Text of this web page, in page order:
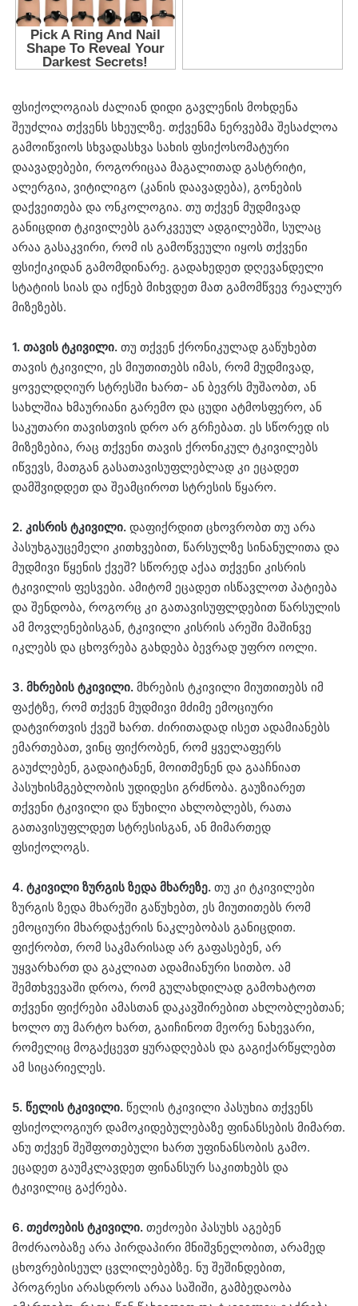
ფსიქოლოგიას ძალიან დიდი გავლენის მოხდენა
შეუძლია თქვენს სხეულზე. თქვენმა ნერვებმა შესაძლოა
გამოიწვიოს სხვადასხვა სახის ფსიქოსომატური
დაავადებები, როგორიცაა მაგალითად გასტრიტი,
ალერგია, ვიტილიგო (კანის დაავადება), გონების
დაქვეითება და ონკოლოგია. თუ თქვენ მუდმივად
განიცდით ტკივილებს გარკვეულ ადგილებში, სულაც
არაა გასაკვირი, რომ ის გამოწვეული იყოს თქვენი
ფსიქიკიდან გამომდინარე. გადახედეთ დღევანდელი
სტატიის სიას და იქნებ მიხვდეთ მათ გამომწვევ რეალურ
მიზეზებს.
1. თავის ტკივილი. თუ თქვენ ქრონიკულად გაწუხებთ
თავის ტკივილი, ეს მიუთითებს იმას, რომ მუდმივად,
ყოველდღიურ სტრესში ხართ- ან ბევრს მუშაობთ, ან
სახლშია ხმაურიანი გარემო და ცუდი ატმოსფერო, ან
საკუთარი თავისთვის დრო არ გრჩებათ. ეს სწორედ ის
მიზეზებია, რაც თქვენი თავის ქრონიკულ ტკივილებს
იწვევს, მათგან გასათავისუფლებლად კი ეცადეთ
დამშვიდდეთ და შეამციროთ სტრესის წყარო.
2. კისრის ტკივილი. დაფიქრდით ცხოვრობთ თუ არა
პასუხგაუცემელი კითხვებით, წარსულზე სინანულითა და
მუდმივი წყენის ქვეშ? სწორედ აქაა თქვენი კისრის
ტკივილის ფესვები. ამიტომ ეცადეთ ისწავლოთ პატიება
და შენდობა, როგორც კი გათავისუფლდებით წარსულის
ამ მოვლენებისგან, ტკივილი კისრის არეში მაშინვე
იკლებს და ცხოვრება გახდება ბევრად უფრო იოლი.
3. მხრების ტკივილი. მხრების ტკივილი მიუთითებს იმ
ფაქტზე, რომ თქვენ მუდმივი მძიმე ემოციური
დატვირთვის ქვეშ ხართ. ძირითადად ისეთ ადამიანებს
ემართებათ, ვინც ფიქრობენ, რომ ყველაფერს
გაუძლებენ, გადაიტანენ, მოითმენენ და გააჩნიათ
პასუხისმგებლობის უდიდესი გრძნობა. გაუზიარეთ
თქვენი ტკივილი და წუხილი ახლობლებს, რათა
გათავისუფლდეთ სტრესისგან, ან მიმართედ
ფსიქოლოგს.
4. ტკივილი ზურგის ზედა მხარეზე. თუ კი ტკივილები
ზურგის ზედა მხარეში გაწუხებთ, ეს მიუთითებს რომ
ემოციური მხარდაჭერის ნაკლებობას განიცდით.
ფიქრობთ, რომ საკმარისად არ გაფასებენ, არ
უყვარხართ და გაკლიათ ადამიანური სითბო. ამ
შემთხვევაში დროა, რომ გულახდილად გამოხატოთ
თქვენი ფიქრები ამასთან დაკავშირებით ახლობლებთან;
ხოლო თუ მარტო ხართ, გაიჩინოთ მეორე ნახევარი,
რომელიც მოგაქცევთ ყურადღებას და გაგიქარწყლებთ
ამ სიცარიელეს.
5. წელის ტკივილი. წელის ტკივილი პასუხია თქვენს
ფსიქოლოგიურ დამოკიდებულებაზე ფინანსების მიმართ.
ანუ თქვენ შეშფოთებული ხართ უფინანსობის გამო.
ეცადეთ გაუმკლავდეთ ფინანსურ საკითხებს და
ტკივილიც გაქრება.
6. თეძოების ტკივილი. თეძოები პასუხს აგებენ
მოძრაობაზე არა პირდაპირი მნიშვნელობით, არამედ
ცხოვრებისეულ ცვლილებებზე. ნუ შეშინდებით,
პროგრესი არასდროს არაა საშიში, გამბედაობა